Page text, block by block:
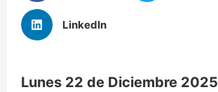
LinkedIn
Lunes 22 de Diciembre 2025